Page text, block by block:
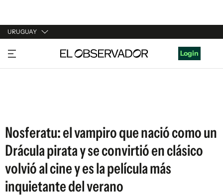
URUGUAY
URUGUAY
ARGENTINA
Login
Nosferatu: el vampiro que nació como un
Drácula pirata y se convirtió en clásico
volvió al cine y es la película más
inquietante del verano